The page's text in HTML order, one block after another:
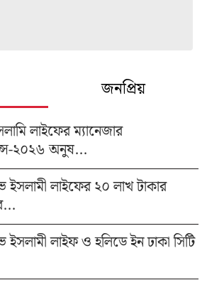
জনপ্রিয়
লাইফের ম্যানেজার
২০২৬ অনুষ...
ইসলামী লাইফের ২০ লাখ টাকার
ইসলামী লাইফ ও হলিডে ইন ঢাকা সিটি